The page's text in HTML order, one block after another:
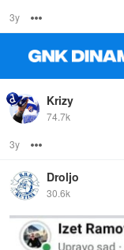
3y
Krizy
74.7k
3y
Droljo
30.6k